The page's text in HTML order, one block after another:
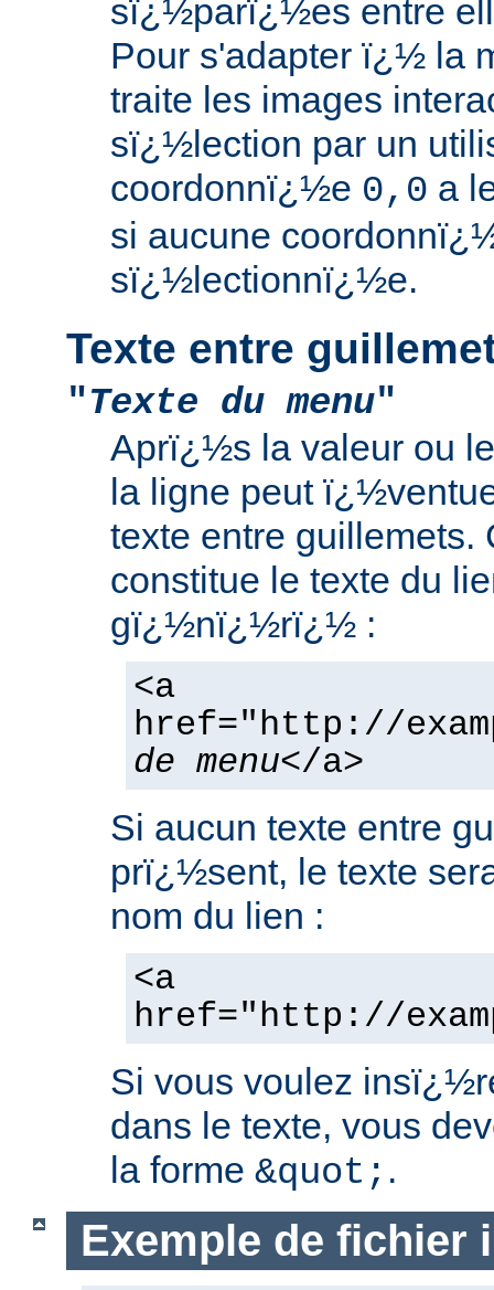
sï¿½parï¿½es entre
Pour s'adapter ï¿½ la
traite les images
sï¿½lection par un
coordonnï¿½e 0,0 a
si aucune
sï¿½lectionnï¿½e.
Texte entre
"Texte du menu"
Aprï¿½s la valeur ou
la ligne peut
texte entre
constitue le texte du
gï¿½nï¿½rï¿½ :
<a
href="http://
de menu</a>
Si aucun texte entre
prï¿½sent, le texte
nom du lien :
<a
href="http://
Si vous voulez
dans le texte, vous
la forme &quot; .
Exemple de fichier